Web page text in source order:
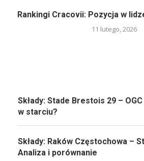
Rankingi Cracovii: Pozycja w
11 lutego, 2026
Składy: Stade Brestois 29 –
w starciu?
Składy: Raków Częstochowa –
Analiza i porównanie